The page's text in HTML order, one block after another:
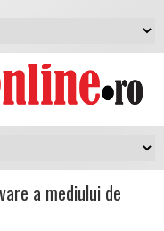
a mediului de